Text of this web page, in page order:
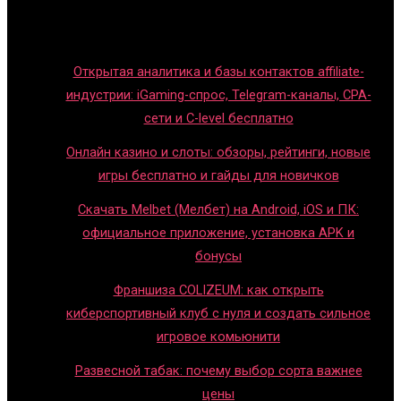
Открытая аналитика и базы контактов affiliate-
индустрии: iGaming-спрос, Telegram-каналы, CPA-
сети и C-level бесплатно
Онлайн казино и слоты: обзоры, рейтинги, новые
игры бесплатно и гайды для новичков
Скачать Melbet (Мелбет) на Android, iOS и ПК:
официальное приложение, установка APK и
бонусы
Франшиза COLIZEUM: как открыть
киберспортивный клуб с нуля и создать сильное
игровое комьюнити
Развесной табак: почему выбор сорта важнее
цены